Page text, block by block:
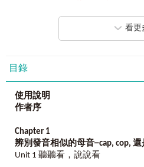
台北南陽街最強
累積多本暢
成功幫助成千上萬
不論是
馬上聽、
再一次好好介紹王舒葳老師：
看更
目錄
使用說明
作者序
Chapter 1
辨別發音相似的母音─cap, cop, 還
Unit 1 聽聽看，說說看